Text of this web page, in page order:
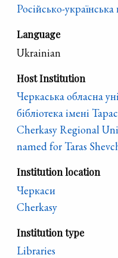
Російсько-українська
Language
Ukrainian
Host Institution
Черкаська обласна
бібліотека імені
Cherkasy Regional
named for Taras
Institution location
Черкаси
Cherkasy
Institution type
Libraries